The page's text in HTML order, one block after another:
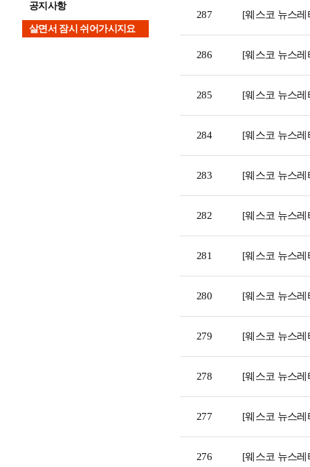
공지사항
살면서 잠시 쉬어가시지요
287 [웨스코 뉴스레
286 [웨스코 뉴스레
285 [웨스코 뉴스레
284 [웨스코 뉴스레
283 [웨스코 뉴스레
282 [웨스코 뉴스레
281 [웨스코 뉴스레
280 [웨스코 뉴스
279 [웨스코 뉴스레
278 [웨스코 뉴스레
277 [웨스코 뉴스레
276 [웨스코 뉴스레